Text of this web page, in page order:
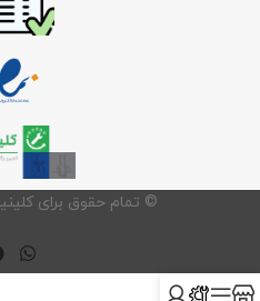
©️ تمام حقوق برای